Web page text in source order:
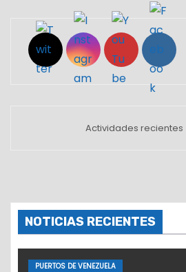
Actividades recientes
NOTICIAS RECIENTES
PUERTOS DE VENEZUELA